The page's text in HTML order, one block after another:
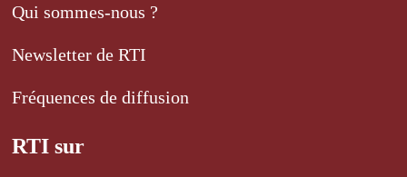
Qui sommes-nous ?
Newsletter de RTI
Fréquences de diffusion
RTI sur